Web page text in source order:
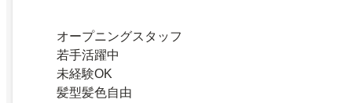
オープニングスタッフ
若手活躍中
未経験OK
髪型髪色自由